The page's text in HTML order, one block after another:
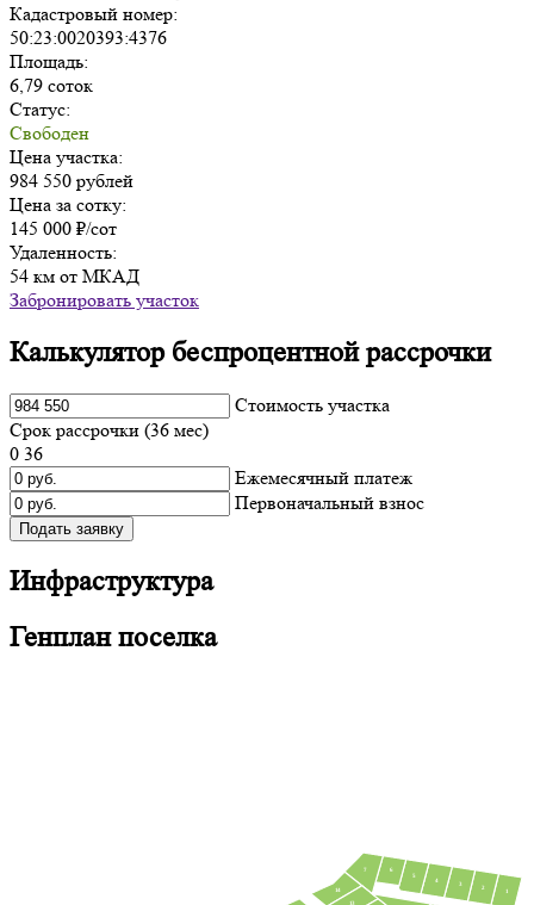
Кадастровый номер:
50:23:0020393:4376
Площадь:
6,79 соток
Статус:
Свободен
Цена участка:
984 550 рублей
Цена за сотку:
145 000 ₽/сот
Удаленность:
54 км от МКАД
Забронировать участок
Калькулятор беспроцентной рассрочки
Cтоимость участка
Срок рассрочки (36 мес)
0 36
Ежемесячный платеж
Первоначальный взнос
Подать заявку
Инфраструктура
Генплан поселка
1
2
3
4
5
6
7
14
13